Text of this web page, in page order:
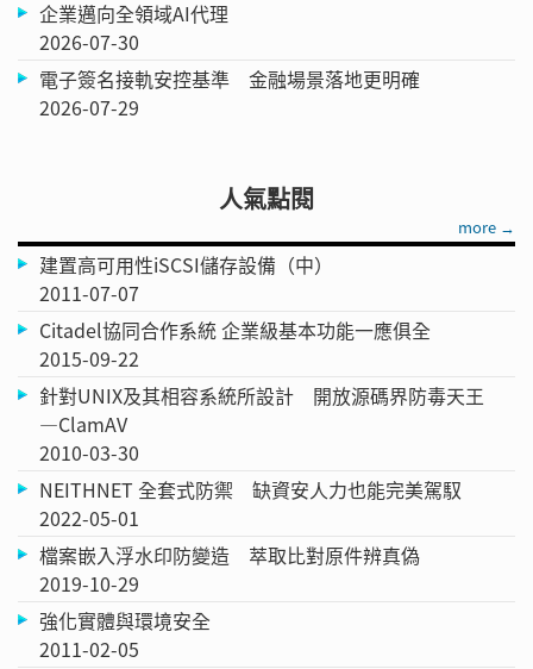
企業邁向全領域AI代理
2026-07-30
電子簽名接軌安控基準 金融場景落地更明確
2026-07-29
人氣點閱
more →
建置高可用性iSCSI儲存設備（中）
2011-07-07
Citadel協同合作系統 企業級基本功能一應俱全
2015-09-22
針對UNIX及其相容系統所設計 開放源碼界防毒天王
—ClamAV
2010-03-30
NEITHNET 全套式防禦 缺資安人力也能完美駕馭
2022-05-01
檔案嵌入浮水印防變造 萃取比對原件辨真偽
2019-10-29
強化實體與環境安全
2011-02-05